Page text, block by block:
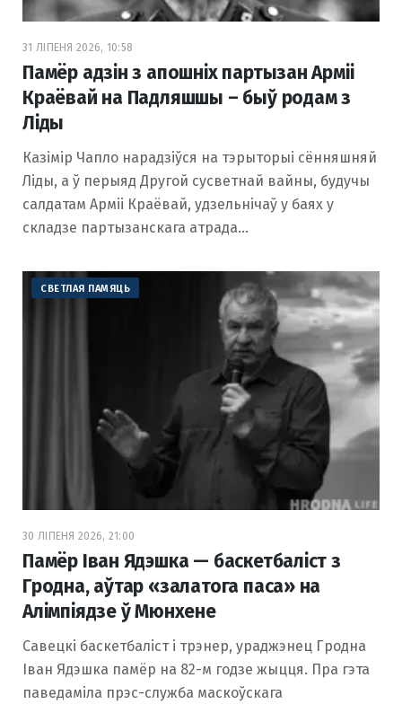
31 ЛІПЕНЯ 2026, 10:58
Памёр адзін з апошніх партызан Арміі
Краёвай на Падляшшы – быў родам з
Ліды
Казімір Чапло нарадзіўся на тэрыторыі сённяшняй
Ліды, а ў перыяд Другой сусветнай вайны, будучы
салдатам Арміі Краёвай, удзельнічаў у баях у
складзе партызанскага атрада…
СВЕТЛАЯ ПАМЯЦЬ
30 ЛІПЕНЯ 2026, 21:00
Памёр Іван Ядэшка — баскетбаліст з
Гродна, аўтар «залатога паса» на
Алімпіядзе ў Мюнхене
Савецкі баскетбаліст і трэнер, ураджэнец Гродна
Іван Ядэшка памёр на 82-м годзе жыцця. Пра гэта
паведаміла прэс-служба маскоўскага